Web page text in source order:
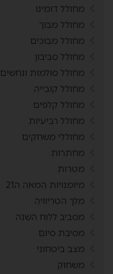
מחולל דומינו
מחולל מבוך
מחולל מבוכים
מחולל סביבון
מחולל סולמות ונחשים
מחולל קובייה
מחולל קלפים
מחולל רביעיות
מחוללי משחקים
מחתרות
מטרות
מיומנויות המאה ה21
מלך הטריוויה
מסביב ללוח השנה
מסיבת סיום
מצב ביטחוני
משחוק